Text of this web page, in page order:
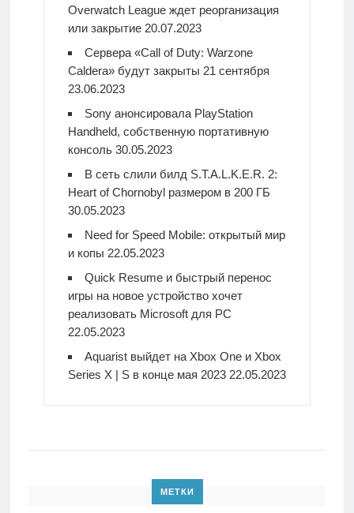
Overwatch League ждет реорганизация
или закрытие 20.07.2023
Сервера «Call of Duty: Warzone
Caldera» будут закрыты 21 сентября
23.06.2023
Sony анонсировала PlayStation
Handheld, собственную портативную
консоль 30.05.2023
В сеть слили билд S.T.A.L.K.E.R. 2:
Heart of Chornobyl размером в 200 ГБ
30.05.2023
Need for Speed Mobile: открытый мир
и копы 22.05.2023
Quick Resume и быстрый перенос
игры на новое устройство хочет
реализовать Microsoft для PC
22.05.2023
Aquarist выйдет на Xbox One и Xbox
Series X | S в конце мая 2023 22.05.2023
МЕТКИ